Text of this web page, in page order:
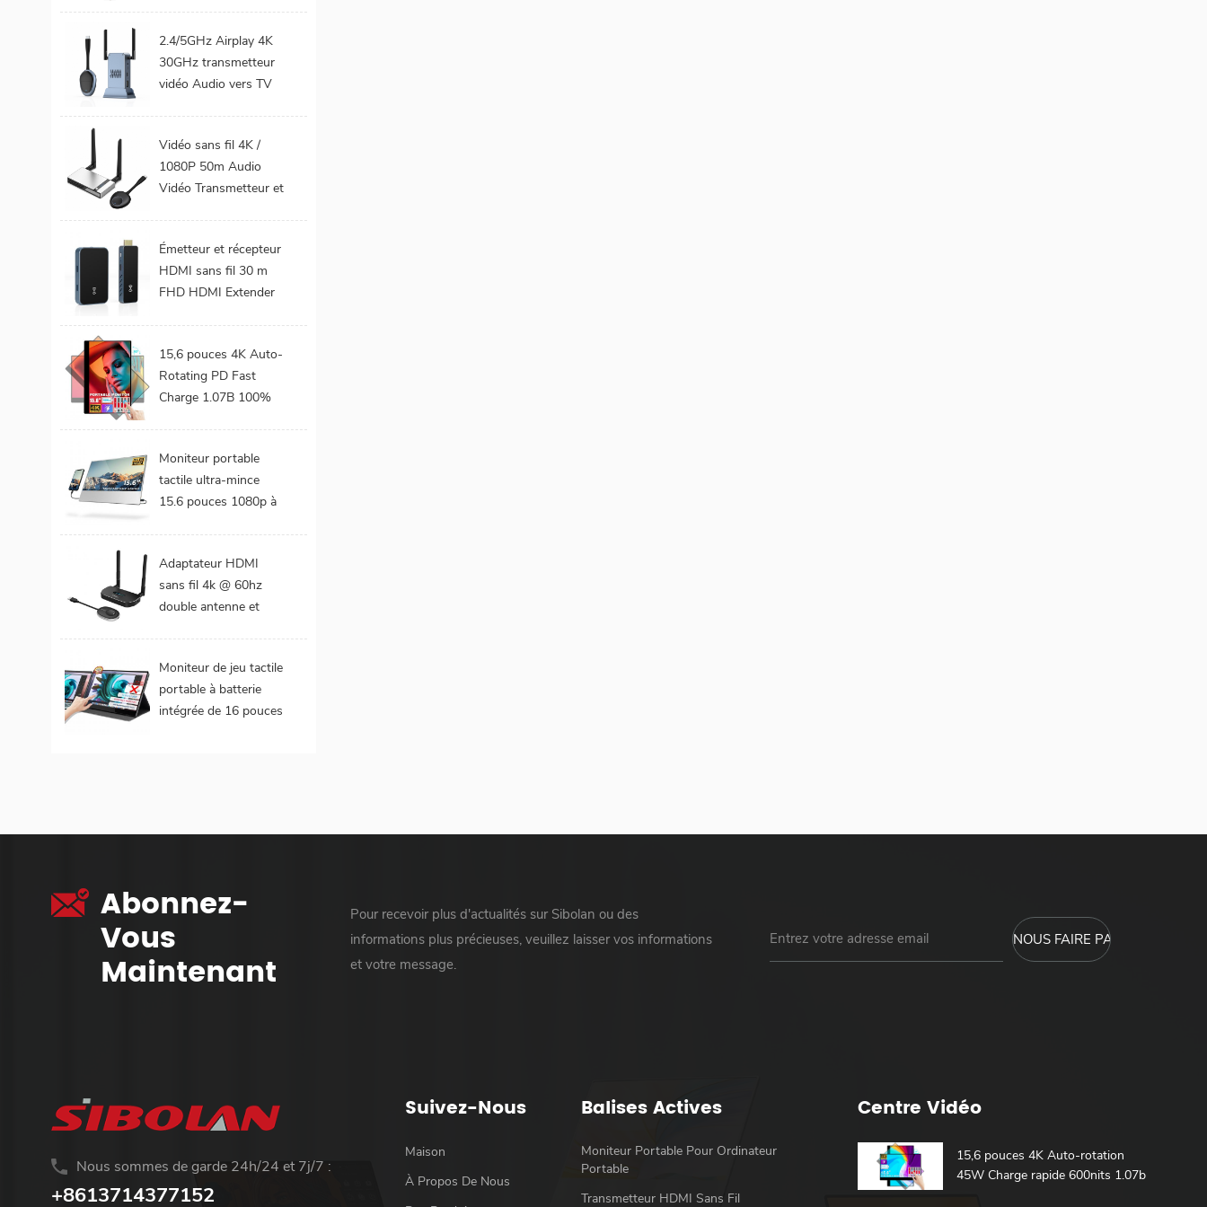
Android 9.0 16GB
32GB WiFi Home
cinéma
2.4/5GHz Airplay 4K
30GHz transmetteur
vidéo Audio vers TV
émetteur et récepteur
HDMI sans fil
Vidéo sans fil 4K /
1080P 50m Audio
Vidéo Transmetteur et
moniteur TV
Émetteur et récepteur
HDMI sans fil 30 m
FHD HDMI Extender
projecteur TV pour les
jeux 0 latence
15,6 pouces 4K Auto-
Rotating PD Fast
Charge 1.07B 100%
intégrée Moniteur
portable tactile pour
ordinateur portable
Moniteur portable
tactile ultra-mince
15.6 pouces 1080p à
Adaptateur HDMI
sans fil 4k @ 60hz
double antenne et
Moniteur de jeu tactile
portable à batterie
intégrée de 16 pouces
Abonnez-
Vous
Maintenant
Pour recevoir plus d'actualités sur Sibolan ou des
informations plus précieuses, veuillez laisser vos informations
et votre message.
Nous sommes de garde 24h/24 et 7j/7 :
+8613714377152
Suivez-Nous
Maison
À Propos De Nous
Balises Actives
Moniteur Portable Pour Ordinateur
Portable
Transmetteur HDMI Sans Fil
Centre Vidéo
15,6 pouces 4K Auto-rotation
45W Charge rapide 600nits 1.07b